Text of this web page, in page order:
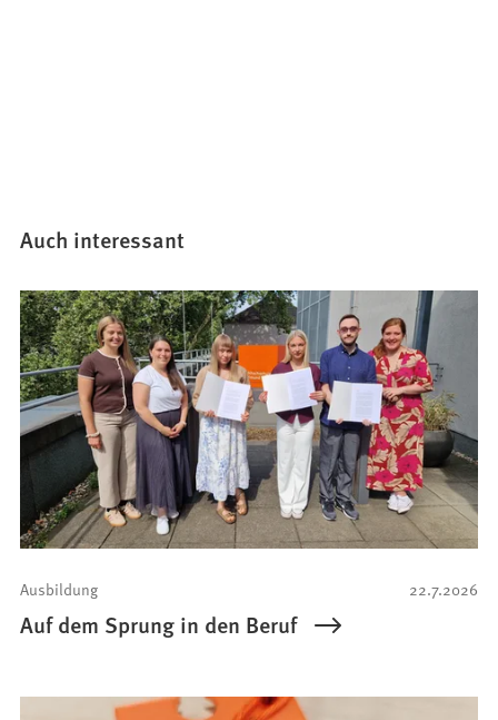
Auch interessant
22.7.2026
Ausbildung
Auf dem Sprung in den Beruf